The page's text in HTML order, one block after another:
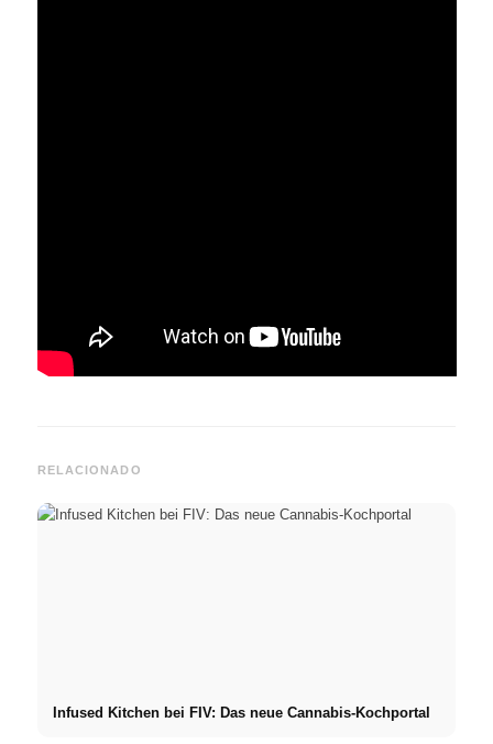
RELACIONADO
Infused Kitchen bei FIV: Das neue Cannabis-Kochportal